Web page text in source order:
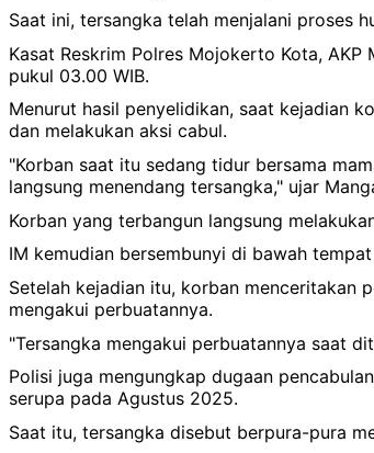
Saat ini, tersangka telah menjalani proses
Kasat Reskrim Polres Mojokerto Kota,
pukul 03.00 WIB.
Menurut hasil penyelidikan, saat kejadian
dan melakukan aksi cabul.
"Korban saat itu sedang tidur bersama
langsung menendang tersangka," ujar
Korban yang terbangun langsung
IM kemudian bersembunyi di bawah
Setelah kejadian itu, korban menceritakan
mengakui perbuatannya.
"Tersangka mengakui perbuatannya saat
Polisi juga mengungkap dugaan
serupa pada Agustus 2025.
Saat itu, tersangka disebut berpura-pura